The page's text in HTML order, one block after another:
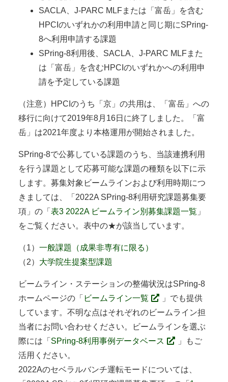
SACLA、J-PARC MLFまたは「富岳」を含む
HPCIのいずれかの利用申請と同じ期にSPring-
8へ利用申請する課題
SPring-8利用後、SACLA、J-PARC MLFまた
は「富岳」を含むHPCIのいずれかへの利用申
請を予定している課題
（注意）HPCIのうち「京」の共用は、「富岳」への
移行に向けて2019年8月16日に終了しました。「富
岳」は2021年度より本格運用が開始されました。
SPring-8で公募している課題のうち、当該連携利用
を行う課題として応募可能な課題の種類を以下に示
します。募集対象ビームラインおよび利用時期につ
きましては、「2022A SPring-8利用研究課題募集要
項」の「 表3 2022A ビームライン別募集課題一覧 」
をご覧ください。表中の★が該当しています。
（1） 一般課題（成果非専有に限る）
（2） 大学院生提案型課題
ビームライン・ステーションの整備状況はSPring-8
ホームページの「 ビームライン一覧
」でも提供
しています。不明な点はそれぞれのビームライン担
当者にお問い合わせください。ビームラインを選ぶ
際には「 SPring-8利用事例データベース
」もご
活用ください。
2022Aのセベラルバンチ運転モードについては、